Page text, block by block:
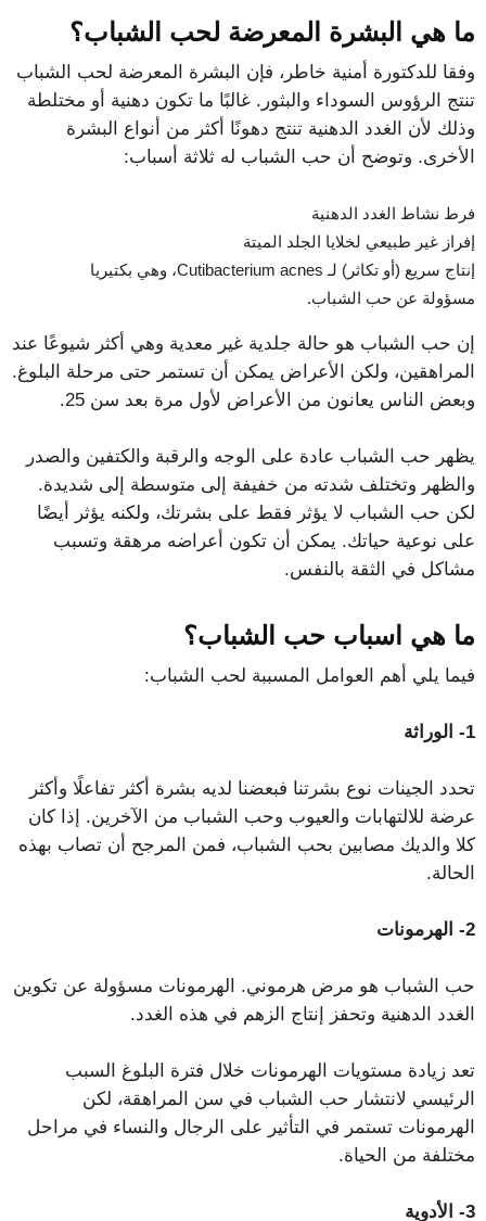
ما هي البشرة المعرضة لحب الشباب؟
وفقا للدكتورة أمنية خاطر، فإن البشرة المعرضة لحب الشباب
تنتج الرؤوس السوداء والبثور. غالبًا ما تكون دهنية أو مختلطة
وذلك لأن الغدد الدهنية تنتج دهونًا أكثر من أنواع البشرة
الأخرى. وتوضح أن حب الشباب له ثلاثة أسباب:
فرط نشاط الغدد الدهنية
إفراز غير طبيعي لخلايا الجلد الميتة
إنتاج سريع (أو تكاثر) لـ Cutibacterium acnes، وهي بكتيريا
مسؤولة عن حب الشباب.
إن حب الشباب هو حالة جلدية غير معدية وهي أكثر شيوعًا عند
المراهقين، ولكن الأعراض يمكن أن تستمر حتى مرحلة البلوغ.
وبعض الناس يعانون من الأعراض لأول مرة بعد سن 25.
يظهر حب الشباب عادة على الوجه والرقبة والكتفين والصدر
والظهر وتختلف شدته من خفيفة إلى متوسطة إلى شديدة.
لكن حب الشباب لا يؤثر فقط على بشرتك، ولكنه يؤثر أيضًا
على نوعية حياتك. يمكن أن تكون أعراضه مرهقة وتسبب
مشاكل في الثقة بالنفس.
ما هي اسباب حب الشباب؟
فيما يلي أهم العوامل المسببة لحب الشباب:
1- الوراثة
تحدد الجينات نوع بشرتنا فبعضنا لديه بشرة أكثر تفاعلًا وأكثر
عرضة للالتهابات والعيوب وحب الشباب من الآخرين. إذا كان
كلا والديك مصابين بحب الشباب، فمن المرجح أن تصاب بهذه
الحالة.
2- الهرمونات
حب الشباب هو مرض هرموني. الهرمونات مسؤولة عن تكوين
الغدد الدهنية وتحفز إنتاج الزهم في هذه الغدد.
تعد زيادة مستويات الهرمونات خلال فترة البلوغ السبب
الرئيسي لانتشار حب الشباب في سن المراهقة، لكن
الهرمونات تستمر في التأثير على الرجال والنساء في مراحل
مختلفة من الحياة.
3- الأدوية